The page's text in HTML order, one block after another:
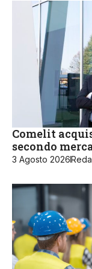
Comelit
secondo
3 Agosto 2026